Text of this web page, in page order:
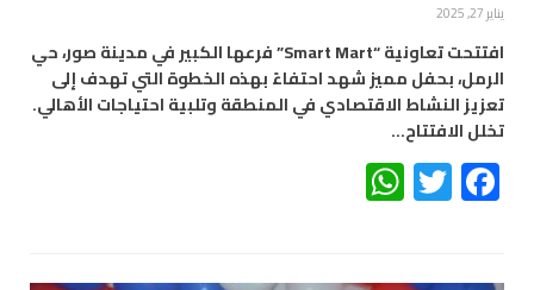
يناير 27, 2025
افتتحت تعاونية “Smart Mart” فرعها الكبير في مدينة صور، حي
الرمل، بحفل مميز شهد احتفاءً بهذه الخطوة التي تهدف إلى
تعزيز النشاط الاقتصادي في المنطقة وتلبية احتياجات الأهالي.
تخلل الافتتاح…
Facebook
Twitter